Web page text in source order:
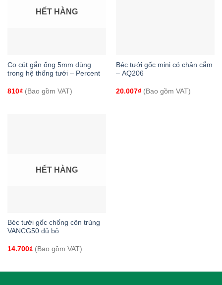
HẾT HÀNG
Co cút gắn ống 5mm dùng
trong hệ thống tưới – Percent
810₫(Bao gồm VAT)
Béc tưới gốc mini có chân cắm
– AQ206
20.007₫(Bao gồm VAT)
HẾT HÀNG
Béc tưới gốc chống côn trùng
VANCG50 đủ bộ
14.700₫(Bao gồm VAT)